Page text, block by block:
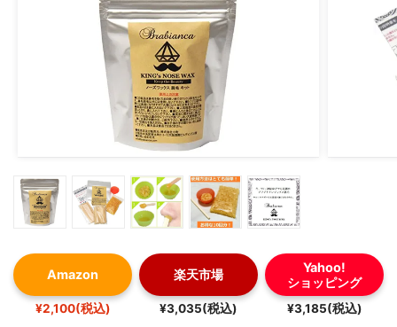
Amazon
¥2,100(税込)
楽天市場
¥3,035(税込)
Yahoo!
ショッピング
¥3,185(税込)